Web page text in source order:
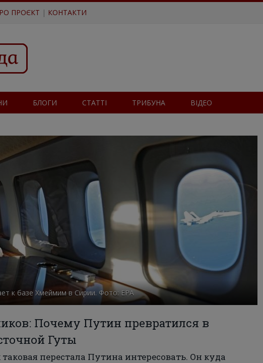
ПРОЄКТ | КОНТАКТИ
БЛОГИ СТАТТІ ТРИБУНА ВІДЕО
к базе Хмеймим в Сирии. Фото: ЕРА
Почему Путин превратился в
Гуты
таковая перестала Путина интересовать. Он куда